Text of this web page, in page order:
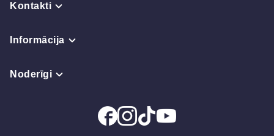
Kontakti
Informācija
Noderīgi